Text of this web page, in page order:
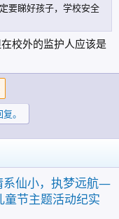
要睇好孩子，学校安全
校外的监护人应该是
。
系仙小，执梦远航—
童节主题活动纪实